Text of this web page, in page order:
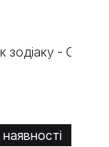
зодіаку - ОВЕН